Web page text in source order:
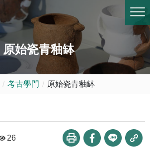
原始瓷青釉缽
考古學門 原始瓷青釉缽
26